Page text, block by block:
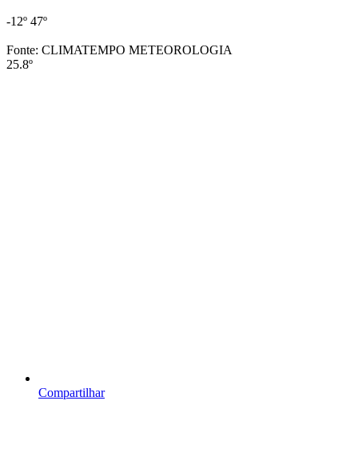
-12º 47º
Fonte: CLIMATEMPO METEOROLOGIA
25.8º
Compartilhar